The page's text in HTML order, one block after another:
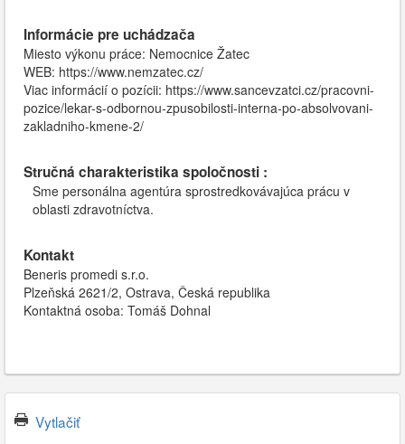
Informácie pre uchádzača
Miesto výkonu práce: Nemocnice Žatec
WEB: https://www.nemzatec.cz/
Viac informácií o pozícii: https://www.sancevzatci.cz/pracovni-
pozice/lekar-s-odbornou-zpusobilosti-interna-po-absolvovani-
zakladniho-kmene-2/
Stručná charakteristika spoločnosti :
Sme personálna agentúra sprostredkovávajúca prácu v
oblasti zdravotníctva.
Kontakt
Beneris promedi s.r.o.
Plzeňská 2621/2, Ostrava, Česká republika
Kontaktná osoba: Tomáš Dohnal
Vytlačiť